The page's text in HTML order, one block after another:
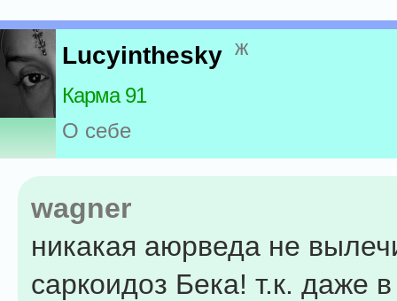
Lucyinthesky ж
Карма 91
О себе
wagner
никакая аюрведа не
саркоидоз Бека! т.к. даже в